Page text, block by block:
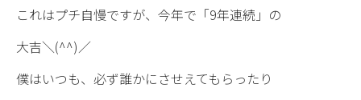
これはプチ自慢ですが、今年で「9年連続」の
大吉＼(^^)／
僕はいつも、必ず誰かにさせえてもらったり